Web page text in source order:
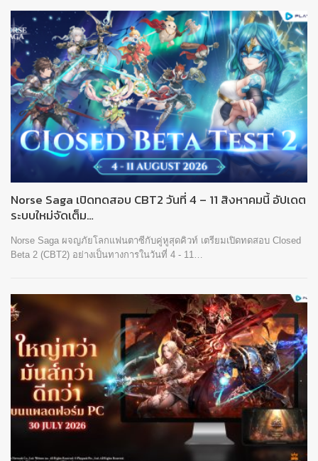
Norse Saga เปิดทดสอบ CBT2 วันที่ 4 – 11 สิงหาคมนี้ อัปเดต
ระบบใหม่จัดเต็ม…
Norse Saga ผจญภัยโลกแฟนตาซีกับคู่หูสุดคิวท์ เตรียมเปิดทดสอบ Closed
Beta 2 (CBT2) อย่างเป็นทางการในวันที่ 4 - 11…